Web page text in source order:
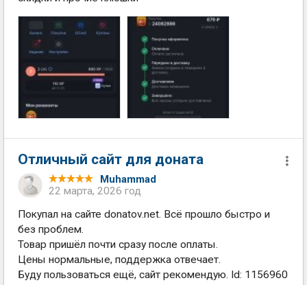
Отличный сайт для доната
Muhammad
22 марта, 2026 год
Покупал на сайте donatov.net. Всё прошло быстро и
без проблем.
Товар пришёл почти сразу после оплаты.
Цены нормальные, поддержка отвечает.
Буду пользоваться ещё, сайт рекомендую. Id: 1156960